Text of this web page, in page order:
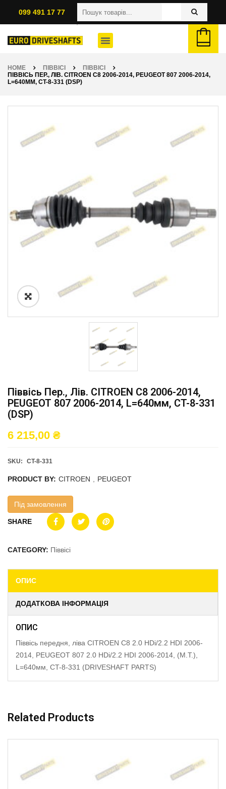
099 491 17 77
HOME ПІВВІСІ
ПІВВІСІ
ПІВВІСЬ ПЕР., ЛІВ. CITROEN C8 2006-2014, PEUGEOT 807 2006-2014,
L=640ММ, CT-8-331 (DSP)
Піввісь Пер., Лів. CITROEN C8 2006-2014,
PEUGEOT 807 2006-2014, L=640мм, CT-8-331
(DSP)
6 215,00 ₴
SKU: CT-8-331
PRODUCT BY: CITROEN PEUGEOT
Під замовлення
SHARE
CATEGORY: Піввісі
ОПИС
ДОДАТКОВА ІНФОРМАЦІЯ
ОПИС
Піввісь передня, ліва CITROEN C8 2.0 HDi/2.2 HDI 2006-
2014, PEUGEOT 807 2.0 HDi/2.2 HDI 2006-2014, (M.T.),
L=640мм, CT-8-331 (DRIVESHAFT PARTS)
Related Products